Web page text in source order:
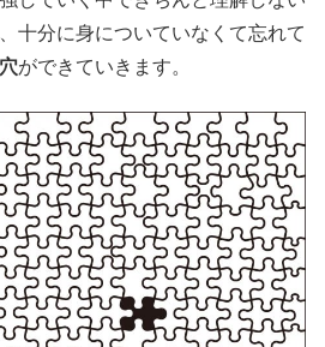
十分に身についていなくて忘れて
ができていきます。